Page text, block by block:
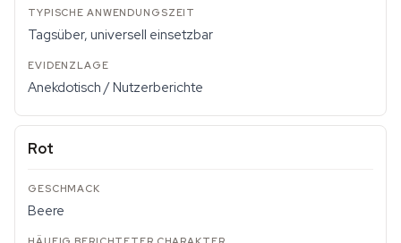
Tagsüber, universell einsetzbar
Anekdotisch / Nutzerberichte
Rot
Beere